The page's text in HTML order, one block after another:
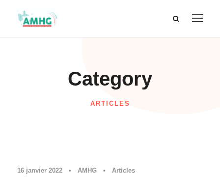
Category
ARTICLES
16 janvier 2022 • AMHG • Articles